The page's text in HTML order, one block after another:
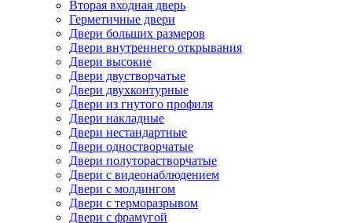
Вторая входная дверь
Герметичные двери
Двери больших размеров
Двери внутреннего открывания
Двери высокие
Двери двустворчатые
Двери двухконтурные
Двери из гнутого профиля
Двери накладные
Двери нестандартные
Двери одностворчатые
Двери полуторастворчатые
Двери с видеонаблюдением
Двери с молдингом
Двери с терморазрывом
Двери с фрамугой